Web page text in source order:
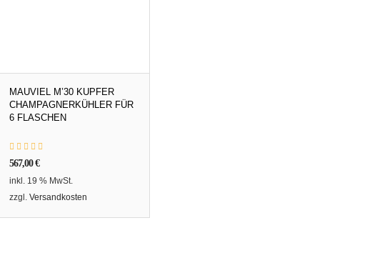
MAUVIEL M’30 KUPFER
CHAMPAGNERKÜHLER FÜR
6 FLASCHEN
567,00€
inkl. 19 % MwSt.
zzgl. Versandkosten